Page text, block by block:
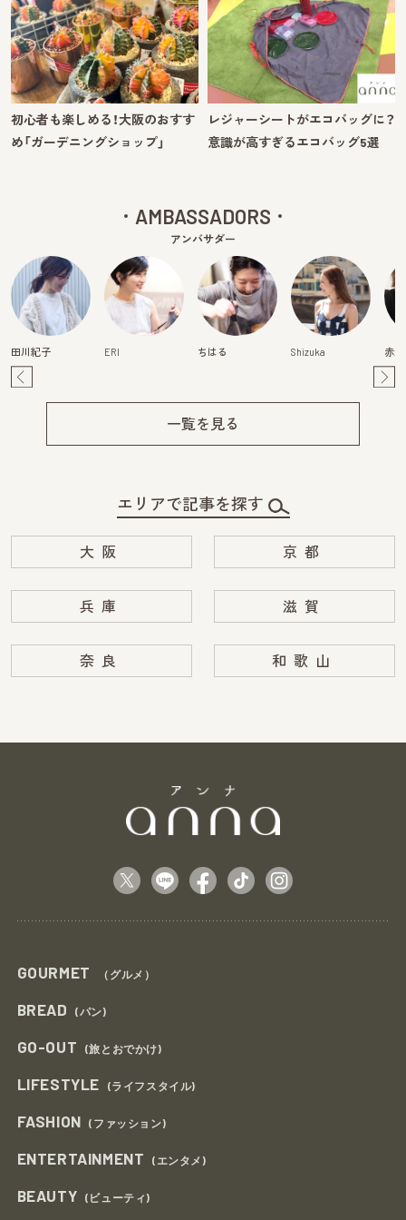
初心者も楽しめる！大阪のおすす
め「ガーデニングショップ」
レジャーシートがエコバッグに？
意識が高すぎるエコバッグ5選
AMBASSADORS
アンバサダー
田川紀子 ERI ちはる Shizuka 赤
一覧を見る
エリアで記事を探す
大阪 京都
兵庫 滋賀
奈良 和歌山
GOURMET （グルメ）
BREAD (パン)
GO-OUT (旅とおでかけ)
LIFESTYLE (ライフスタイル)
FASHION (ファッション)
ENTERTAINMENT (エンタメ)
BEAUTY (ビューティ)